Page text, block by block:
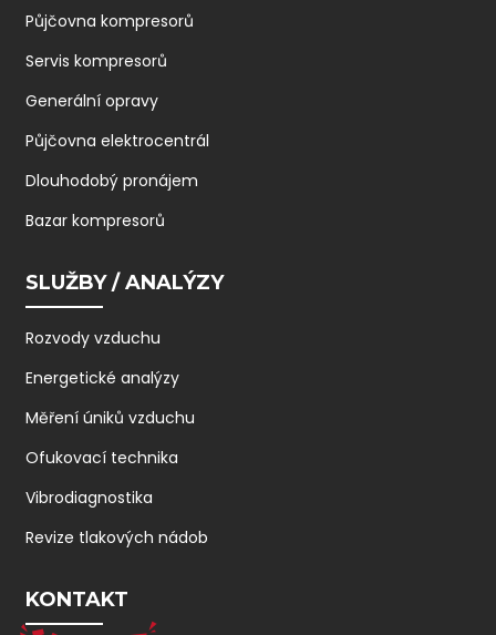
Půjčovna kompresorů
Servis kompresorů
Generální opravy
Půjčovna elektrocentrál
Dlouhodobý pronájem
Bazar kompresorů
SLUŽBY / ANALÝZY
Rozvody vzduchu
Energetické analýzy
Měření úniků vzduchu
Ofukovací technika
Vibrodiagnostika
Revize tlakových nádob
KONTAKT